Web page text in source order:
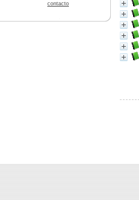
contacto